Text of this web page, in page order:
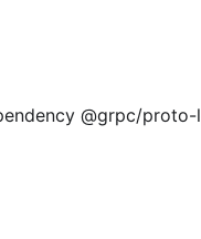
@grpc/proto-